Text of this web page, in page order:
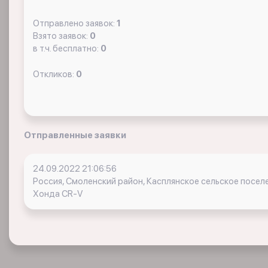
Отправлено заявок: 1
Взято заявок: 0
в т.ч. бесплатно: 0
Откликов: 0
Отправленные заявки
24.09.2022 21:06:56
Россия, Смоленский район, Касплянское сельское
Хонда CR-V